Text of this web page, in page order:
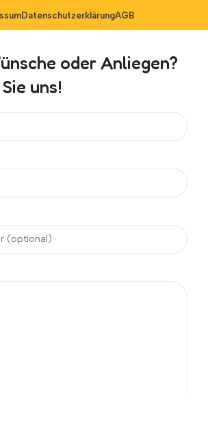
DatenschutzerklärungAGB
oder Anliegen?
uns!